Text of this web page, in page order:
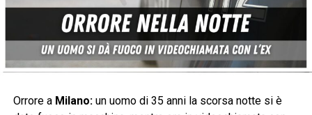
Orrore a Milano:un uomo di 35 anni la scorsa notte si è